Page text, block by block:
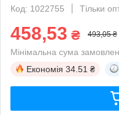
Код: 1022755
Тільки
458,53 ₴ 493,05 ₴
Мінімальна сума
Економія 34.51 ₴